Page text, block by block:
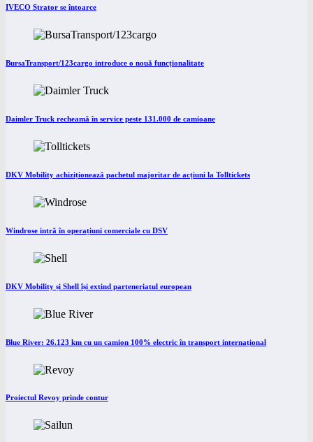
IVECO Strator se întoarce
BursaTransport/123cargo introduce o nouă funcționalitate
Daimler Truck recheamă în service peste 131.000 de camioane
DKV Mobility achiziționează pachetul majoritar de acțiuni la Tolltickets
Windrose intră în operațiuni comerciale cu DSV
DKV Mobility și Shell își extind parteneriatul european
Blue River: 26.123 km cu un camion 100% electric în transport internațional
Proiectul Revoy prinde contur